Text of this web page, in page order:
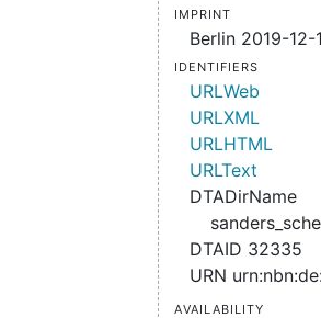
Imprint
Berlin 2019-12-
Identifiers
URLWeb
URLXML
URLHTML
URLText
DTADirName
DTAID 32335
URN
Availability